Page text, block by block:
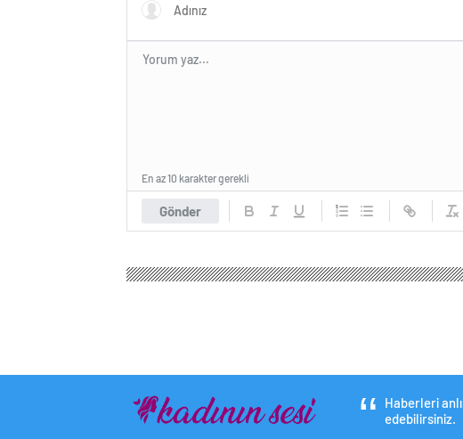
Gönder
En az 10 karakter gerekli
Ev alamayanın
Ev alamayanın yeni
artış!